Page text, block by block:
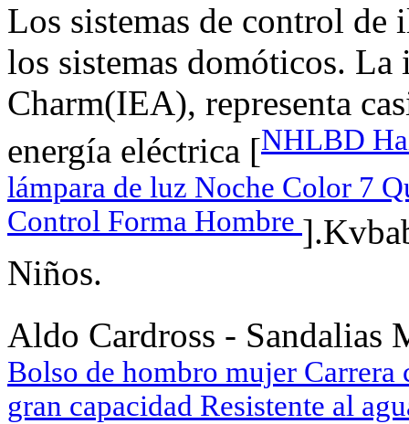
Los sistemas de control de
los sistemas domóticos.
Charm(IEA), representa
energía eléctrica [NHLBD
lámpara de luz Noche Color 7
Control Forma Hombre
Niños.
Aldo Cardross - Sandalias
Bolso de hombro mujer Carrera
gran capacidad Resistente al